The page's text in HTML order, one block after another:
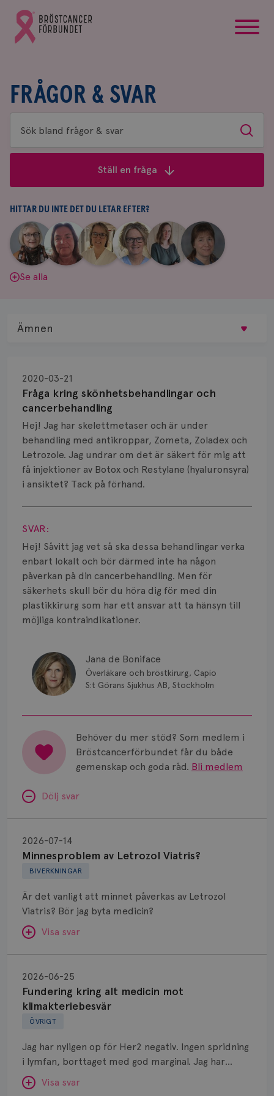
Gå
till
Bröstcancerförbundets
FRÅGOR & SVAR
Sök
bland
&
svar
Sök
Ställ en fråga
HITTAR DU INTE DET DU LETAR EFTER?
Aina
Johnsson
|
Anne
Andersson
Fredrika
Killander
|
Jeanette
Bäcklund
|
Maria
Edegran
|
Yvette
Andersson
Se alla
Fråga kring skönhetsbehandlingar och
cancerbehandling
2020-03-21
Hej! Jag har skelettmetaser och är under
behandling med antikroppar, Zometa, Zoladex och
Letrozole. Jag undrar om det är säkert för mig att
få injektioner av Botox och Restylane (hyaluronsyra)
i ansiktet? Tack på förhand.
Visa svar
SVAR:
Hej! Såvitt jag vet så ska dessa behandlingar verka
enbart lokalt och bör därmed inte ha någon
påverkan på din cancerbehandling. Men för
säkerhets skull bör du höra dig för med din
plastikkirurg som har ett ansvar att ta hänsyn till
möjliga kontraindikationer.
Jana de Boniface
Överläkare och bröstkirurg, Capio
S:t Görans Sjukhus AB, Stockholm
Behöver du mer stöd? Som medlem i
Bröstcancerförbundet får du både
gemenskap och goda råd. Bli medlem
Dölj svar
BIVERKNINGAR
Minnesproblem av Letrozol Viatris?
2026-07-14
Är det vanligt att minnet påverkas av Letrozol
Viatris? Bör jag byta medicin?
Visa svar
SVAR:
Hej. Oavsett vilken hormonsänkande behandling
(men även cytostatika) man får så kan en del
uppleva negativ påverkan på minnet. Prata din
märke eller annan aromatashämmare. Det kan ofta
vara bra att ha en paus först, för att se att
besvären blir bättre, men bäst är att prata med
Letrozol
Viatris?
ÖVRIGT
Fundering kring alt medicin mot
klimakteriebesvär
2026-06-25
Jag har nyligen op för Her2 negativ. Ingen spridning
i lymfan, borttaget med god marginal. Jag har
genomgått en 5 dagars strålning och är färdig
behandlad. Efter att jag nu slutat med östrogen-
Visa svar
kring
medicin
Ämnen
Biopsi
Biverkningar
Bröstvårta
Knöl
Smärta
Prognos
Risker
Strålning
Vätska